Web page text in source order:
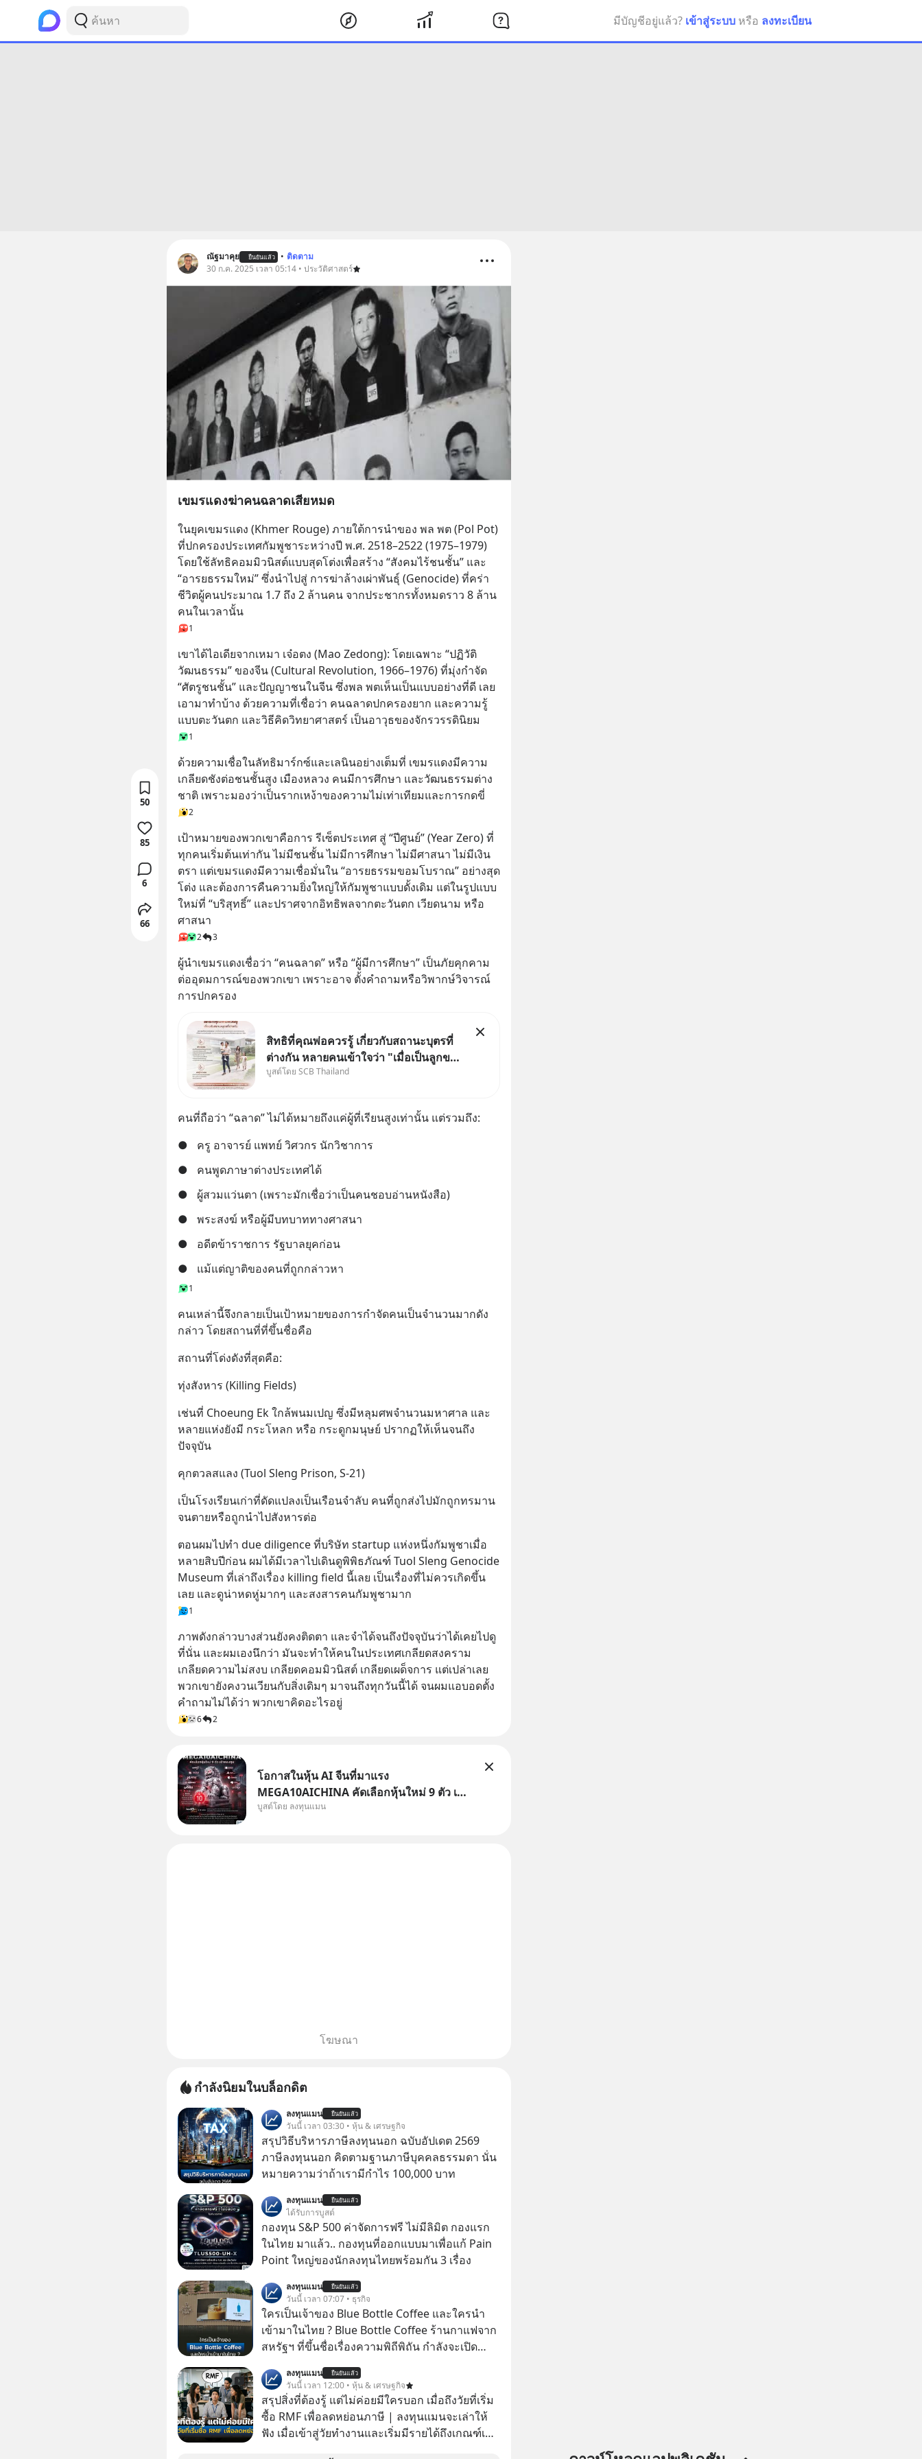
มีบัญชีอยู่แล้ว? เข้าสู่ระบบ หรือ ลงทะเบียน
ณัฐมาคุย ยืนยันแล้ว • ติดตาม
30 ก.ค. 2025 เวลา 05:14 • ประวัติศาสตร์
เขมรแดงฆ่าคนฉลาดเสียหมด
ในยุคเขมรแดง (Khmer Rouge) ภายใต้การนำของ พล พต (Pol Pot)
ที่ปกครองประเทศกัมพูชาระหว่างปี พ.ศ. 2518–2522 (1975–1979)
โดยใช้ลัทธิคอมมิวนิสต์แบบสุดโต่งเพื่อสร้าง “สังคมไร้ชนชั้น” และ
“อารยธรรมใหม่” ซึ่งนำไปสู่ การฆ่าล้างเผ่าพันธุ์ (Genocide) ที่คร่า
ชีวิตผู้คนประมาณ 1.7 ถึง 2 ล้านคน จากประชากรทั้งหมดราว 8 ล้าน
คนในเวลานั้น
1
เขาได้ไอเดียจากเหมา เจ๋อตง (Mao Zedong): โดยเฉพาะ “ปฏิวัติ
วัฒนธรรม” ของจีน (Cultural Revolution, 1966–1976) ที่มุ่งกำจัด
“ศัตรูชนชั้น” และปัญญาชนในจีน ซึ่งพล พตเห็นเป็นแบบอย่างที่ดี เลย
เอามาทำบ้าง ด้วยความที่เชื่อว่า คนฉลาดปกครองยาก และความรู้
แบบตะวันตก และวิธีคิดวิทยาศาสตร์ เป็นอาวุธของจักรวรรดินิยม
1
ด้วยความเชื่อในลัทธิมาร์กซ์และเลนินอย่างเต็มที่ เขมรแดงมีความ
เกลียดชังต่อชนชั้นสูง เมืองหลวง คนมีการศึกษา และวัฒนธรรมต่าง
ชาติ เพราะมองว่าเป็นรากเหง้าของความไม่เท่าเทียมและการกดขี่
2
เป้าหมายของพวกเขาคือการ รีเซ็ตประเทศ สู่ “ปีศูนย์” (Year Zero) ที่
ทุกคนเริ่มต้นเท่ากัน ไม่มีชนชั้น ไม่มีการศึกษา ไม่มีศาสนา ไม่มีเงิน
ตรา แต่เขมรแดงมีความเชื่อมั่นใน “อารยธรรมขอมโบราณ” อย่างสุด
โต่ง และต้องการคืนความยิ่งใหญ่ให้กัมพูชาแบบดั้งเดิม แต่ในรูปแบบ
ใหม่ที่ “บริสุทธิ์” และปราศจากอิทธิพลจากตะวันตก เวียดนาม หรือ
ศาสนา
2 3
ผู้นำเขมรแดงเชื่อว่า “คนฉลาด” หรือ “ผู้มีการศึกษา” เป็นภัยคุกคาม
ต่ออุดมการณ์ของพวกเขา เพราะอาจ ตั้งคำถามหรือวิพากษ์วิจารณ์
การปกครอง
สิทธิที่คุณพ่อควรรู้ เกี่ยวกับสถานะบุตรที่
ต่างกัน หลายคนเข้าใจว่า "เมื่อเป็นลูกของ
พ่อและแม่ ก็ย่อมเป็นบุตรชอบด้วย
จริง กฎหมายไทยไม่ได้กำหนดไว้แบบนั้น
บูสต์โดย SCB Thailand
คนที่ถือว่า “ฉลาด” ไม่ได้หมายถึงแค่ผู้ที่เรียนสูงเท่านั้น แต่รวมถึง:
●
ครู อาจารย์ แพทย์ วิศวกร นักวิชาการ
●
คนพูดภาษาต่างประเทศได้
●
ผู้สวมแว่นตา (เพราะมักเชื่อว่าเป็นคนชอบอ่านหนังสือ)
●
พระสงฆ์ หรือผู้มีบทบาททางศาสนา
●
อดีตข้าราชการ รัฐบาลยุคก่อน
●
แม้แต่ญาติของคนที่ถูกกล่าวหา
1
คนเหล่านี้จึงกลายเป็นเป้าหมายของการกำจัดคนเป็นจำนวนมากดัง
กล่าว โดยสถานที่ที่ขึ้นชื่อคือ
สถานที่โด่งดังที่สุดคือ:
ทุ่งสังหาร (Killing Fields)
เช่นที่ Choeung Ek ใกล้พนมเปญ ซึ่งมีหลุมศพจำนวนมหาศาล และ
หลายแห่งยังมี กระโหลก หรือ กระดูกมนุษย์ ปรากฏให้เห็นจนถึง
ปัจจุบัน
คุกตวลสแลง (Tuol Sleng Prison, S-21)
เป็นโรงเรียนเก่าที่ดัดแปลงเป็นเรือนจำลับ คนที่ถูกส่งไปมักถูกทรมาน
จนตายหรือถูกนำไปสังหารต่อ
ตอนผมไปทำ due diligence ที่บริษัท startup แห่งหนึ่งกัมพูชาเมื่อ
หลายสิบปีก่อน ผมได้มีเวลาไปเดินดูพิพิธภัณฑ์ Tuol Sleng Genocide
Museum ที่เล่าถึงเรื่อง killing field นี้เลย เป็นเรื่องที่ไม่ควรเกิดขึ้น
เลย และดูน่าหดหู่มากๆ และสงสารคนกัมพูชามาก
1
ภาพดังกล่าวบางส่วนยังคงติดตา และจำได้จนถึงปัจจุบันว่าได้เคยไปดู
ที่นั่น และผมเองนึกว่า มันจะทำให้คนในประเทศเกลียดสงคราม
เกลียดความไม่สงบ เกลียดคอมมิวนิสต์ เกลียดเผด็จการ แต่เปล่าเลย
พวกเขายังคงวนเวียนกับสิ่งเดิมๆ มาจนถึงทุกวันนี้ได้ จนผมแอบอดตั้ง
คำถามไม่ได้ว่า พวกเขาคิดอะไรอยู่
6 2
50
85
6
66
โอกาสในหุ้น AI จีนที่มาแรง
MEGA10AICHINA คัดเลือกหุ้นใหม่ 9 ตัว เข้า
กองทุน.. ครอบคลุมทั้งซัปพลายเชน AI จีน
บูสต์โดย ลงทุนแมน
โฆษณา
กำลังนิยมในบล็อกดิต
ลงทุนแมน ยืนยันแล้ว
วันนี้ เวลา 03:30 • หุ้น & เศรษฐกิจ
สรุปวิธีบริหารภาษีลงทุนนอก ฉบับอัปเดต 2569
ภาษีลงทุนนอก คิดตามฐานภาษีบุคคลธรรมดา นั่น
หมายความว่าถ้าเรามีกำไร 100,000 บาท
ลงทุนแมน ยืนยันแล้ว
ได้รับการบูสต์
กองทุน S&P 500 ค่าจัดการฟรี ไม่มีลิมิต กองแรก
ในไทย มาแล้ว.. กองทุนที่ออกแบบมาเพื่อแก้ Pain
Point ใหญ่ของนักลงทุนไทยพร้อมกัน 3 เรื่อง
ลงทุนแมน ยืนยันแล้ว
วันนี้ เวลา 07:07 • ธุรกิจ
ใครเป็นเจ้าของ Blue Bottle Coffee และใครนำ
เข้ามาในไทย ? Blue Bottle Coffee ร้านกาแฟจาก
สหรัฐฯ ที่ขึ้นชื่อเรื่องความพิถีพิถัน กำลังจะเปิด
ลงทุนแมน ยืนยันแล้ว
วันนี้ เวลา 12:00 • หุ้น & เศรษฐกิจ
สรุปสิ่งที่ต้องรู้ แต่ไม่ค่อยมีใครบอก เมื่อถึงวัยที่เริ่ม
ซื้อ RMF เพื่อลดหย่อนภาษี | ลงทุนแมนจะเล่าให้
ฟัง เมื่อเข้าสู่วัยทำงานและเริ่มมีรายได้ถึงเกณฑ์เสีย